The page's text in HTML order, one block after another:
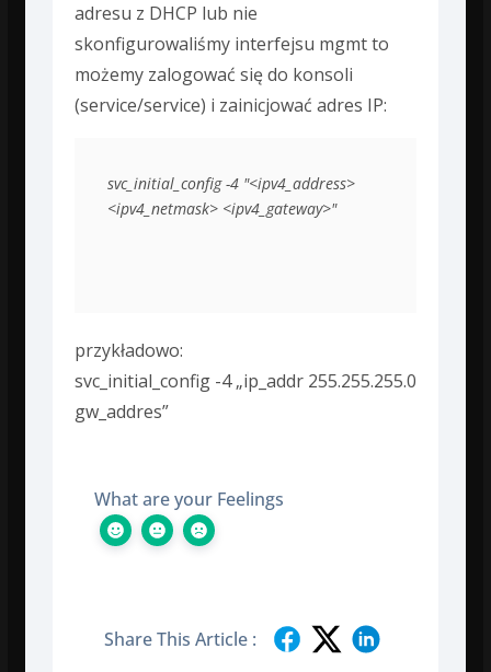
adresu z DHCP lub nie
skonfigurowaliśmy interfejsu mgmt to
możemy zalogować się do konsoli
(service/service) i zainicjować adres IP:
svc_initial_config -4 "<ipv4_address>
<ipv4_netmask> <ipv4_gateway>"
przykładowo:
svc_initial_config -4 „ip_addr 255.255.255.0
gw_addres”
What are your Feelings
Share This Article :